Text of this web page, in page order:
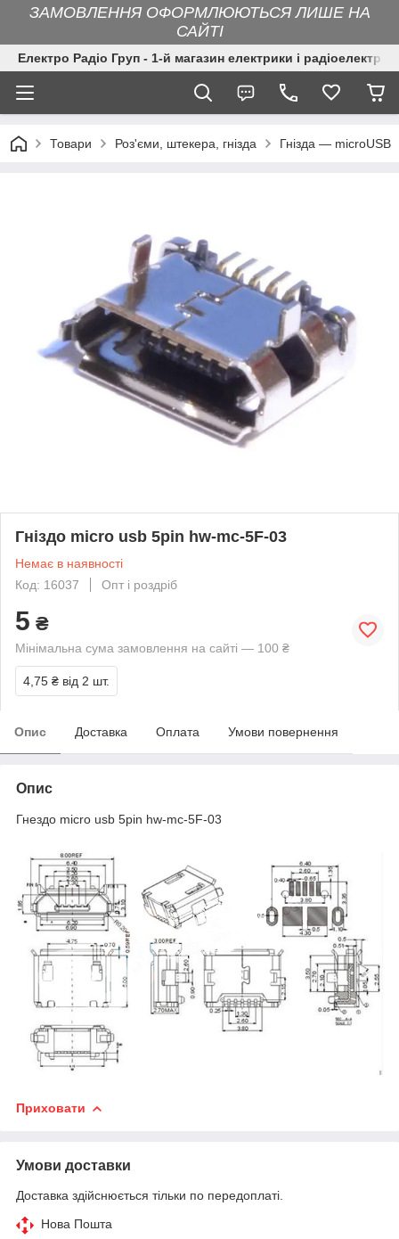
ЗАМОВЛЕННЯ ОФОРМЛЮЮТЬСЯ ЛИШЕ НА
САЙТІ
Електро Радіо Груп - 1-й магазин електрики і
Товари Роз'єми, штекера, гнізда Гнізда — microUSB
Гніздо micro usb 5pin hw-mc-5F-03
Немає в наявності
Код: 16037
Опт і роздріб
5 ₴
Мінімальна сума замовлення на сайті — 100 ₴
4,75 ₴ від 2 шт.
Опис Доставка Оплата Умови повернення
Опис
Гнездо micro usb 5pin hw-mc-5F-03
Приховати
Умови доставки
Доставка здійснюється тільки по передоплаті.
Нова Пошта